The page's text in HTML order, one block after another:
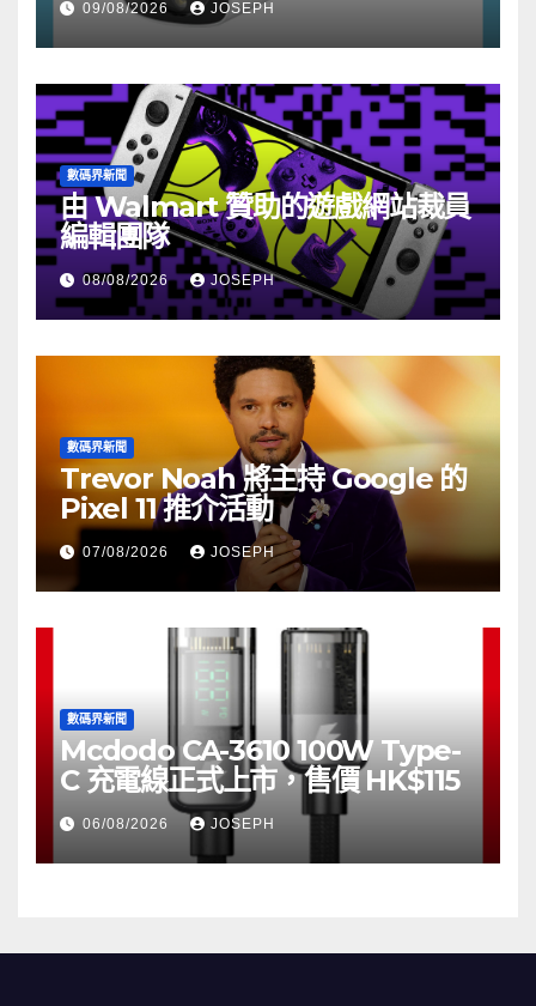
09/08/2026 JOSEPH
數碼界新聞
由 Walmart 贊助的遊戲網站裁員
編輯團隊
08/08/2026 JOSEPH
數碼界新聞
Trevor Noah 將主持 Google 的
Pixel 11 推介活動
07/08/2026 JOSEPH
數碼界新聞
Mcdodo CA-3610 100W Type-
C 充電線正式上市，售價 HK$115
06/08/2026 JOSEPH